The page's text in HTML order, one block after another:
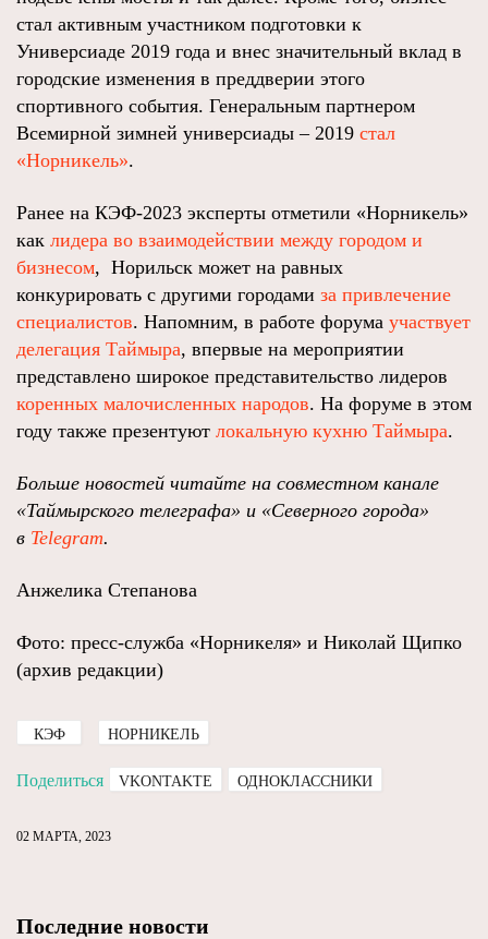
стал активным участником подготовки к
Универсиаде 2019 года и внес значительный вклад в
городские изменения в преддверии этого
спортивного события. Генеральным партнером
Всемирной зимней универсиады – 2019 стал
«Норникель».
Ранее на КЭФ-2023 эксперты отметили «Норникель»
как лидера во взаимодействии между городом и
бизнесом, Норильск может на равных
конкурировать с другими городами за привлечение
специалистов. Напомним, в работе форума участвует
делегация Таймыра, впервые на мероприятии
представлено широкое представительство лидеров
коренных малочисленных народов. На форуме в этом
году также презентуют локальную кухню Таймыра.
Больше новостей читайте на совместном канале
«Таймырского телеграфа» и «Северного города»
в Telegram.
Анжелика Степанова
Фото: пресс-служба «Норникеля» и Николай Щипко
(архив редакции)
КЭФ НОРНИКЕЛЬ
Поделиться VKONTAKTE ОДНОКЛАССНИКИ
02 МАРТА, 2023
Последние новости